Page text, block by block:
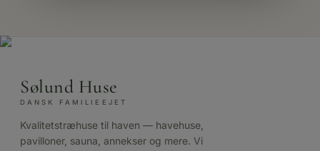
Sølund Huse
DANSK FAMILIEEJET
Kvalitetstræhuse til haven — havehuse,
pavilloner, sauna, annekser og mere. Vi